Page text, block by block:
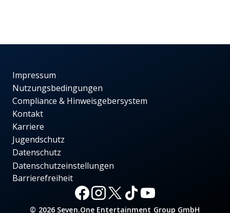
Impressum
Nutzungsbedingungen
Compliance & Hinweisgebersystem
Kontakt
Karriere
Jugendschutz
Datenschutz
Datenschutzeinstellungen
Barrierefreiheit
© 2026 Seven.One Entertainment Group GmbH